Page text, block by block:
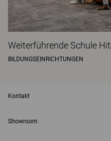
Weiterführende Schule
BILDUNGSEINRICHTUNGEN
Kontakt
Showroom